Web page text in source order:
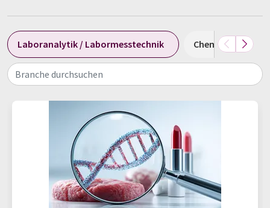
Laboranalytik / Labormesstechnik Chemie
Branche durchsuchen